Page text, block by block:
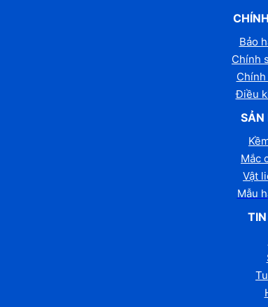
Bảo
Chính
Điều
SẢN
Mắc
Vật
Mẫu